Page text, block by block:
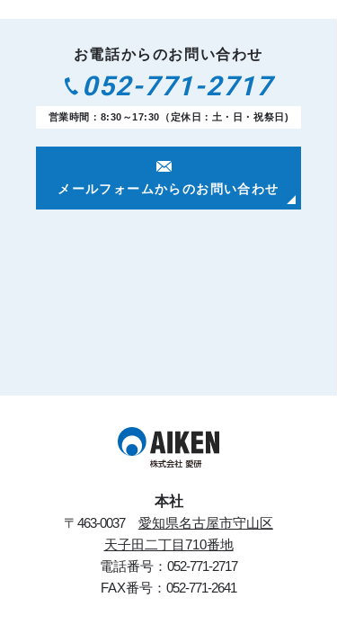
お電話からのお問い合わせ
052-771-2717
営業時間：8:30～17:30（定休日：土・日・祝祭日)
メールフォームからのお問い合わせ
本社
〒463-0037
愛知県名古屋市守山区
天子田二丁目710番地
電話番号：052-771-2717
FAX番号：052-771-2641